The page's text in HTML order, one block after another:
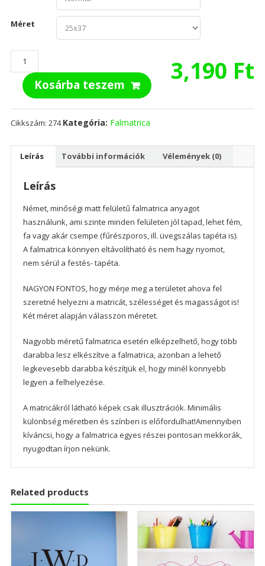
Méret
3,190 Ft
Győzelem
jele
mennyiségKosárba teszem
Cikkszám: 274 Kategória: Falmatrica
Leírás További információk Vélemények (0)
Leírás
Német, minőségi matt felületű falmatrica anyagot
használunk, ami szinte minden felületen jól tapad, lehet fém,
fa vagy akár csempe (fűrészporos, ill. üvegszálas tapéta is).
A falmatrica könnyen eltávolítható és nem hagy nyomot,
nem sérül a festés- tapéta.
NAGYON FONTOS, hogy mérje meg a területet ahova fel
szeretné helyezni a matricát, szélességet és magasságot is!
Két méret alapján válasszon méretet.
Nagyobb méretű falmatrica esetén elképzelhető, hogy több
darabba lesz elkészítve a falmatrica, azonban a lehető
legkevesebb darabba készítjük el, hogy minél könnyebb
legyen a felhelyezése.
A matricákról látható képek csak illusztrációk. Minimális
különbség méretben és színben is előfordulhat!Amennyiben
kíváncsi, hogy a falmatrica egyes részei pontosan mekkorák,
nyugodtan írjon nekünk.
Related products